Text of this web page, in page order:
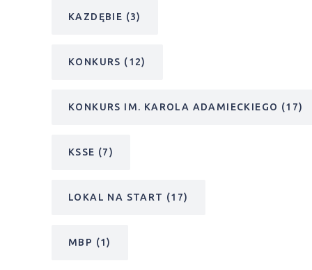
KAZDĘBIE (3)
KONKURS (12)
KONKURS IM. KAROLA ADAMIECKIEGO (17)
KSSE (7)
LOKAL NA START (17)
MBP (1)